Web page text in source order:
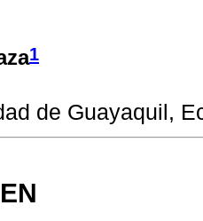
1
de Guayaquil,